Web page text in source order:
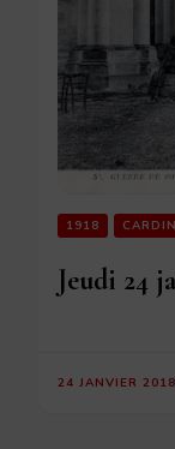
1918
Jeudi 24
24 JANVIER 2018